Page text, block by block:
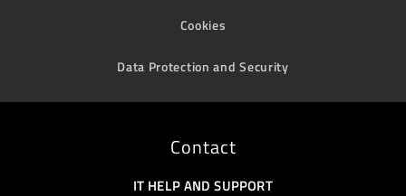
Cookies
Data Protection and Security
Contact
IT HELP AND SUPPORT